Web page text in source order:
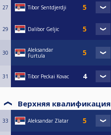
27 Tibor Sentdjerdji
29 Dalibor Geljic
30
Aleksandar
Furtula
31 Tibor Peckai Kovac
Верхняя квалификация
33 Aleksandar Zlatar